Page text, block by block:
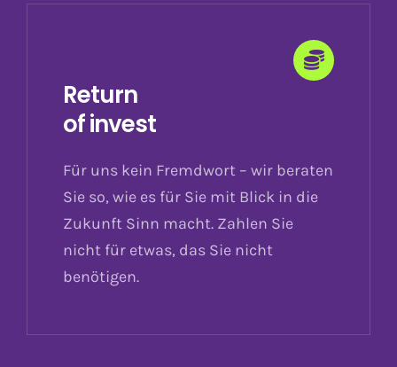
Return
of invest
Für uns kein Fremdwort – wir beraten
Sie so, wie es für Sie mit Blick in die
Zukunft Sinn macht. Zahlen Sie
nicht für etwas, das Sie nicht
benötigen.